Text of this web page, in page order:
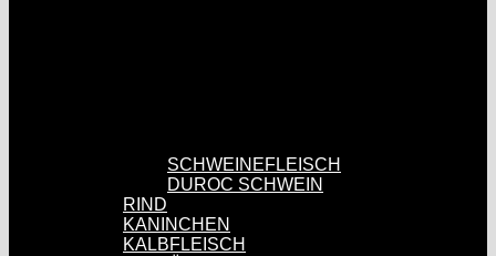
SCHWEINEFLEISCH
DUROC SCHWEIN
RIND
KANINCHEN
KALBFLEISCH